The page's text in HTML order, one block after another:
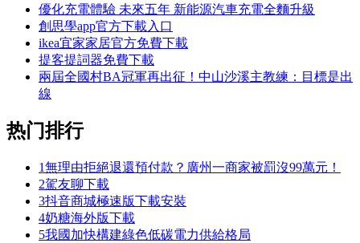
優化充電體驗 未來五年 新能源汽車充電全麵升級
創思學app官方下載入口
ikea宜家家居官方免費下載
提客提詞器免費下載
兩屆全國村BA冠軍再出征！中山沙溪主教練：目標是出
線
热门排行
1無理由拒絕退還預付款？廣州一商家被罰沒99萬元！
2駕友聊下載
3抖音商城極速版下載安裝
4奶糖海外版下載
5我國加快構建綠色低碳電力供給格局